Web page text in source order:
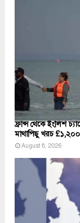
ফ্রান্স থেকে ইংলিশ
মাথাপিছু খরচ £১,২০০
August 8, 2026